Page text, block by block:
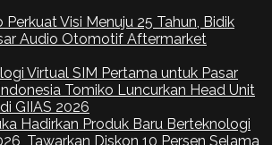
Visi Menuju 25 Tahun, Bidik
Audio Otomotif Aftermarket
Virtual SIM Pertama untuk Pasar
Tomiko Luncurkan Head Unit
GIIAS 2026
Hadirkan Produk Baru Berteknologi
Tawarkan Diskon 10 Persen Selama